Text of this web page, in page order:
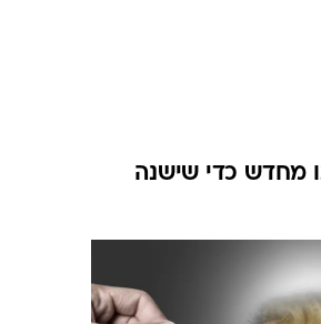
מחדש כדי שישנה